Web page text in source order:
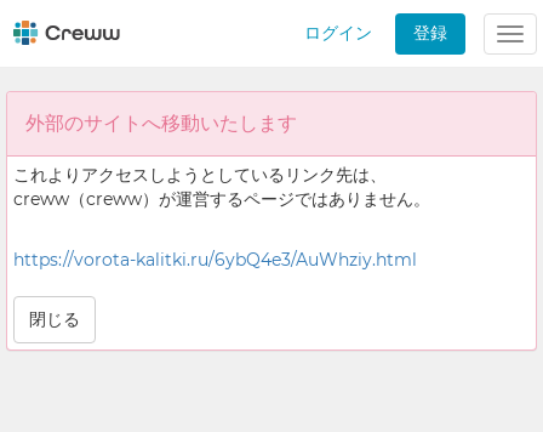
ログイン 登録
外部のサイトへ移動いたします
これよりアクセスしようとしているリンク先は、
creww（creww）が運営するページではありません。
https://vorota-kalitki.ru/6ybQ4e3/AuWhziy.html
閉じる